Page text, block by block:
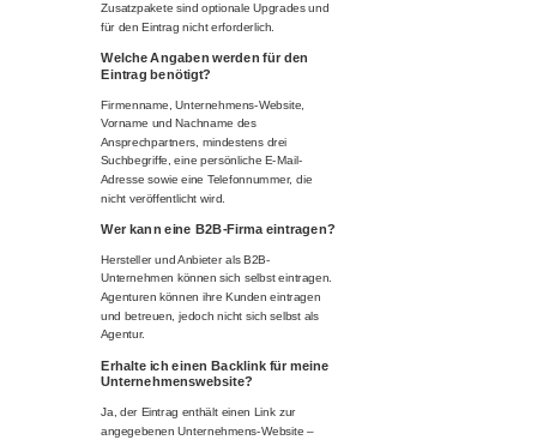
Zusatzpakete sind optionale Upgrades und
für den Eintrag nicht erforderlich.
Welche Angaben werden für den
Eintrag benötigt?
Firmenname, Unternehmens-Website,
Vorname und Nachname des
Ansprechpartners, mindestens drei
Suchbegriffe, eine persönliche E-Mail-
Adresse sowie eine Telefonnummer, die
nicht veröffentlicht wird.
Wer kann eine B2B-Firma eintragen?
Hersteller und Anbieter als B2B-
Unternehmen können sich selbst eintragen.
Agenturen können ihre Kunden eintragen
und betreuen, jedoch nicht sich selbst als
Agentur.
Erhalte ich einen Backlink für meine
Unternehmenswebsite?
Ja, der Eintrag enthält einen Link zur
angegebenen Unternehmens-Website –